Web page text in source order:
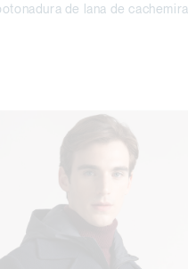
de lana de cachemira